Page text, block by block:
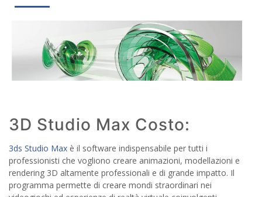
3D Studio Max Costo:
3ds Studio Max è il software indispensabile per tutti i
professionisti che vogliono creare animazioni, modellazioni e
rendering 3D altamente professionali e di grande impatto. Il
programma permette di creare mondi straordinari nei